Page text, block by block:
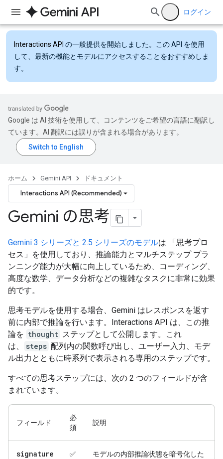
ログイン
Interactions API の一般提供を開始しました。この API を使用
して、最新の機能とモデルにアクセスすることをおすすめしま
す。
Google は AI 技術を使用して、コンテンツをご希望の言語に翻訳し
ています。AI 翻訳には誤りが含まれる場合があります。
ホーム Gemini API ドキュメント
Interactions API (Recommended)
Gemini の思考
Gemini 3 シリーズと 2.5 シリーズのモデルは 「思考プロ
セス」を使用しており、推論能力とマルチステップ プラ
ンニング能力が大幅に向上しているため、コーディング、
高度な数学、データ分析などの複雑なタスクに非常に効果
的です。
思考モデルを使用する場合、Gemini はレスポンスを返す
前に内部で推論を行います。Interactions API は、この推
論を thought ステップとして公開します。これ
は、
steps 配列内の関数呼び出し、ユーザー入力、モデ
ル出力とともに時系列で表示される専用のステップです。
すべての思考ステップには、次の 2 つのフィールドが含
まれています。
フィールド
必
須
説明
signature
✅
モデルの内部推論状態を暗号化した